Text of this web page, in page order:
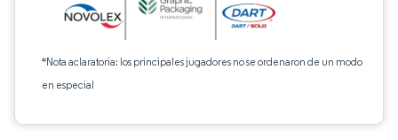
*Nota aclaratoria: los principales jugadores no se ordenaron de un modo
en especial